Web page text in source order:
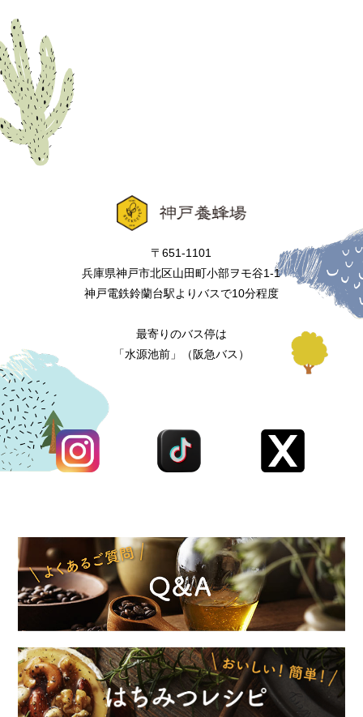
〒651-1101
兵庫県神戸市北区山田町小部ヲモ谷1-1
神戸電鉄鈴蘭台駅よりバスで10分程度
最寄りのバス停は
「水源池前」（阪急バス）